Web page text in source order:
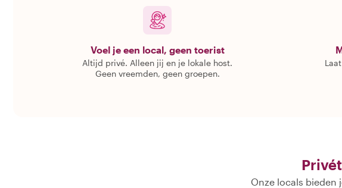
Voel je een local, geen toerist
Altijd privé. Alleen jij en je lokale host.
Geen vreemden, geen groepen.
Onze locals bieden